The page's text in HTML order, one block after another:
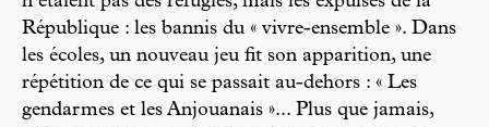
République : les bannis du « vivre-ensemble ». Dans
les écoles, un nouveau jeu fit son apparition, une
répétition de ce qui se passait au-dehors : « Les
gendarmes et les Anjouanais »... Plus que jamais,